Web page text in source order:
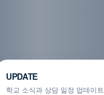
UPDATE
학교 소식과 상담 일정 업데이트